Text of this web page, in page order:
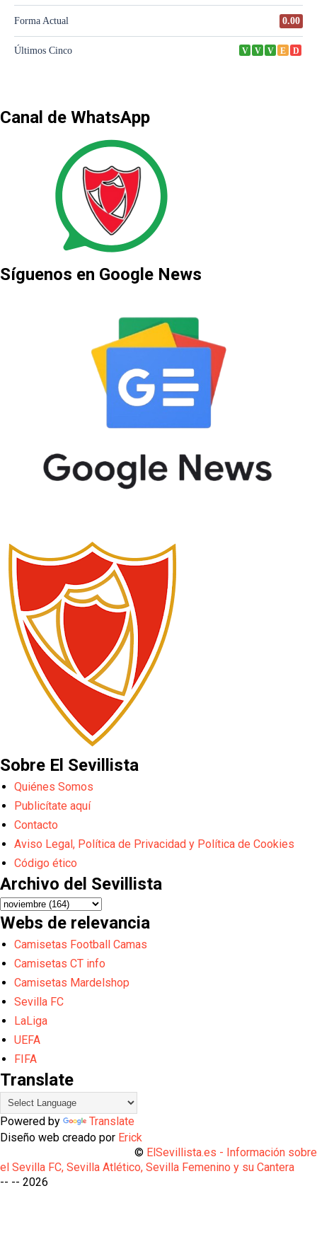
Canal de WhatsApp
Síguenos en Google News
Sobre El Sevillista
Quiénes Somos
Publicítate aquí
Contacto
Aviso Legal, Política de Privacidad y Política de Cookies
Código ético
Archivo del Sevillista
Webs de relevancia
Camisetas Football Camas
Camisetas CT info
Camisetas Mardelshop
Sevilla FC
LaLiga
UEFA
FIFA
Translate
Powered by
Translate
Diseño web creado por Erick
© ElSevillista.es - Información sobre
el Sevilla FC, Sevilla Atlético, Sevilla Femenino y su Cantera
-- -- 2026